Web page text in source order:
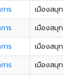
าร เมืองสมุ
าร เมืองสมุ
าร เมืองสมุ
าร เมืองสมุ